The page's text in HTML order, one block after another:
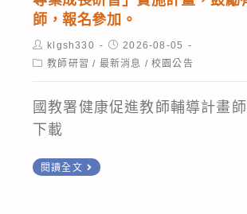
甄
物
理
科
次
王
紫
琳、
鄭
祐
加
師，報名參加。
Post
author:
klgsh330
Post
published:
2026-08-05
Post教師研習 / 最新消息 / 校園公告
國教署健康促進教師輔導計畫
下載
閱讀全文